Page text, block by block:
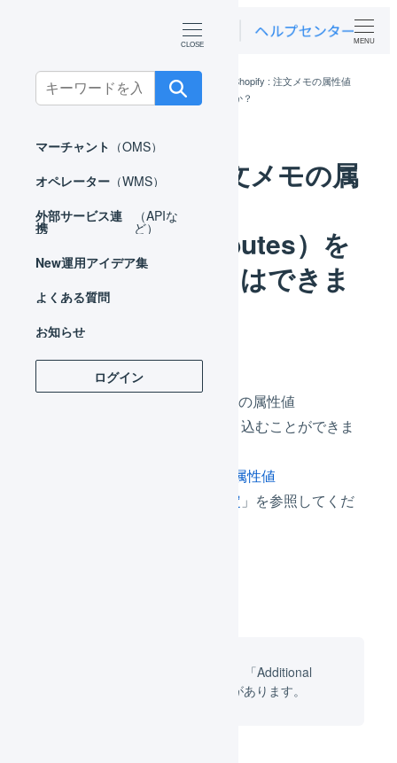
Search
for:
マーチャント （OMS）
オペレーター （WMS）
外部サービス連
携
（APIな
ど）
New運用アイデア集
よくある質問
お知らせ
ログイン
MENU
ホーム よくある質問 Shopify
Shopify : 注文メモの属性値
（note_attributes）を取り込むことはできますか？
Shopify : 注文メモの属
性値
（note_attributes）を
取り込むことはできま
すか？
はい、​Shopifyの​注文メモの​属性値​
（note_attributes）を​取り込むことができま
注文メモの​属性値​
（note_attributes）の​設定 」を参照してくだ
英語のUIを使用している場合は、「Additional
details」と表示されていることがあります。